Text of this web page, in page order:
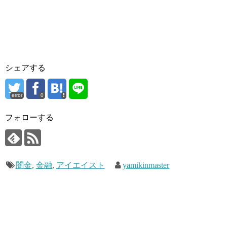
シェアする
error 0
フォローする
闇金, 金融, アイエイスト yamikinmaster